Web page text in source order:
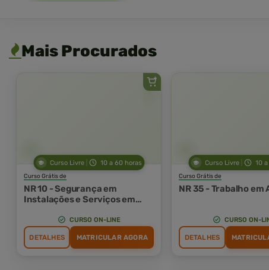
Mais Procurados
Curso Livre 10 a 60 horas
Curso Grátis de
NR 10 - Segurança em
Instalações e Serviços em
CURSO ON-LINE
DETALHES MATRICULAR AGORA
Curso Livre 10
Curso Grátis de
NR 35 - Trabalho em
CURSO ON-
DETALHES